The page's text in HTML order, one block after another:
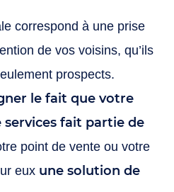
correspond à une prise
de vos voisins, qu’ils
prospects.
le fait que votre
fait partie de
point de vente ou votre
eux une solution de